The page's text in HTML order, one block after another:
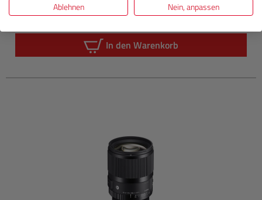
Sie zahlen heute
Regulärer
829,00 €
In den Warenkorb
Ablehnen
Nein, anpassen